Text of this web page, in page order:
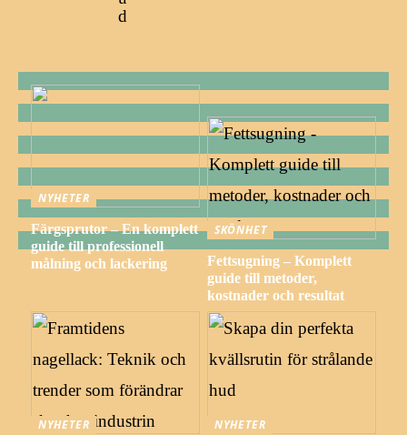
d
NYHETER
Färgsprutor – En komplett
guide till professionell
målning och lackering
SKÖNHET
Fettsugning – Komplett
guide till metoder,
kostnader och resultat
NYHETER NYHETER